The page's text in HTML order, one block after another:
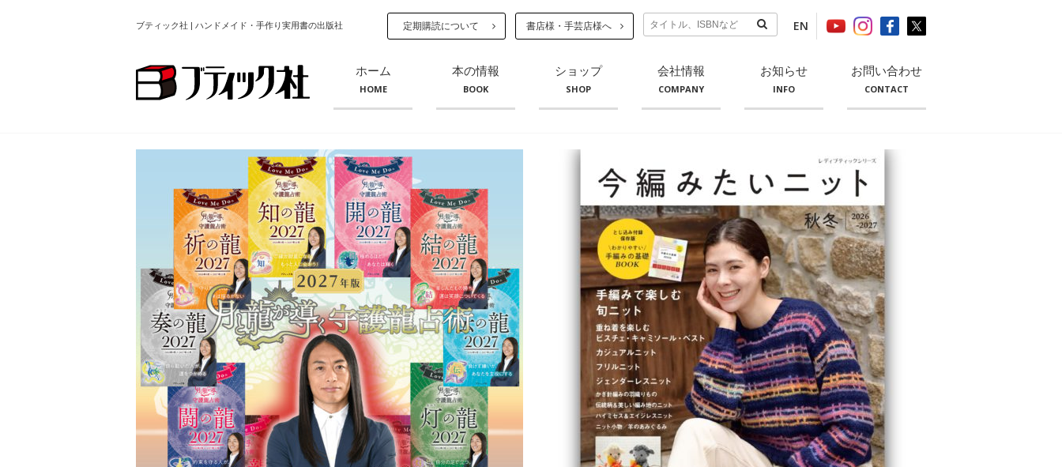
ブティック社 | ハンドメイド・手作り実用書の出版社 定期購読について 書店様・手芸店様へ EN
ホーム
HOME
本の情報
BOOK
ショップ
SHOP
会社情報
COMPANY
お知らせ
INFO
お問い合わせ
CONTACT